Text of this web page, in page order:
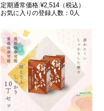
定期通常価格:¥2,514（税込）
お気に入りの登録人数：0人